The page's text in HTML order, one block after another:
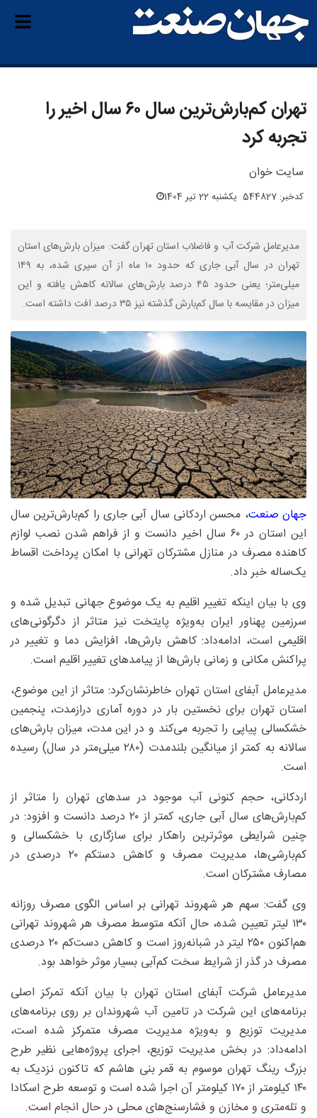
تهران کم‌بارش‌ترین سال ۶۰ سال اخیر را
تجربه کرد
سایت خوان
کدخبر: 544827 یکشنبه 22 تیر 1404
مدیرعامل شرکت آب و فاضلاب استان تهران گفت: میزان بارش‌های استان
تهران در سال آبی جاری که حدود ۱۰ ماه از آن سپری شده، به ۱۴۹
میلی‌متر؛ یعنی حدود ۴۵ درصد بارش‌های سالانه کاهش یافته و این
میزان در مقایسه با سال کم‌بارش گذشته نیز ۳۵ درصد افت داشته است.
جهان صنعت، محسن اردکانی سال آبی جاری را کم‌بارش‌ترین سال
این استان در ۶۰ سال اخیر دانست و از فراهم شدن نصب لوازم
کاهنده مصرف در منازل مشترکان تهرانی با امکان پرداخت اقساط
یک‌ساله خبر داد.
وی با بیان اینکه تغییر اقلیم به یک موضوع جهانی تبدیل شده و
سرزمین پهناور ایران به‌ویژه پایتخت نیز متاثر از دگرگونی‌های
اقلیمی است، ادامه‌داد: کاهش بارش‌ها، افزایش دما و تغییر در
پراکنش مکانی و زمانی بارش‌ها از پیامدهای تغییر اقلیم است.
مدیرعامل آبفای استان تهران خاطرنشان‌کرد: متاثر از این موضوع،
استان تهران برای نخستین بار در دوره آماری درازمدت، پنجمین
خشکسالی پیاپی را تجربه می‌کند و در این مدت، میزان بارش‌های
سالانه به کمتر از میانگین بلندمدت (۲۸۰ میلی‌متر در سال) رسیده
است.
اردکانی، حجم کنونی آب موجود در سدهای تهران را متاثر از
کم‌بارش‌های سال آبی جاری، کمتر از ۲۰ درصد دانست و افزود: در
چنین شرایطی موثرترین راهکار برای سازگاری با خشکسالی و
کم‌بارشی‌ها، مدیریت مصرف و کاهش دستکم ۲۰ درصدی در
مصارف مشترکان است.
وی گفت: سهم هر شهروند تهرانی بر اساس الگوی مصرف روزانه
۱۳۰ لیتر تعیین شده، حال آنکه متوسط مصرف هر شهروند تهرانی
هم‌اکنون ۲۵۰ لیتر در شبانه‌روز است و کاهش دست‌کم ۲۰ درصدی
مصرف در گذر از شرایط سخت کم‌آبی بسیار موثر خواهد بود.
مدیرعامل شرکت آبفای استان تهران با بیان آنکه تمرکز اصلی
برنامه‌های این شرکت در تامین آب شهروندان بر روی برنامه‌های
مدیریت توزیع و به‌ویژه مدیریت مصرف متمرکز شده است،
ادامه‌داد: در بخش مدیریت توزیع، اجرای پروژه‌هایی نظیر طرح
بزرگ رینگ تهران موسوم به قمر بنی هاشم که تاکنون نزدیک به
۱۴۰ کیلومتر از ۱۷۰ کیلومتر آن اجرا شده است و توسعه طرح اسکادا
و تله‌متری و مخازن و فشارسنج‌های محلی در حال انجام است.